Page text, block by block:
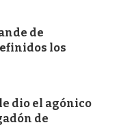
de
los
dio el agónico
de